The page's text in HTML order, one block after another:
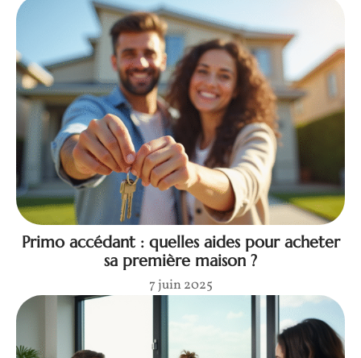
Primo accédant : quelles aides pour acheter
sa première maison ?
7 juin 2025